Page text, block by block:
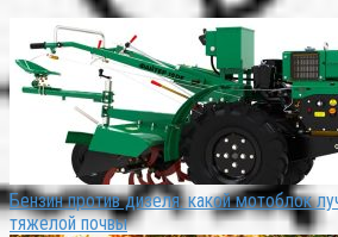
Бензин против дизеля: какой мотоблок
тяжелой почвы